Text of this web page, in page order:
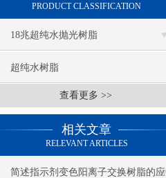
PRODUCT CLASSIFICATION
18兆超纯水抛光树脂
超纯水树脂
查看更多 >>
相关文章
RELEVANT ARTICLES
简述指示剂变色阳离子交换树脂的应